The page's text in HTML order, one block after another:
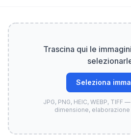
Trascina qui le
Seleziona
JPG, PNG, HEIC, WEBP, TIFF
dimensione,